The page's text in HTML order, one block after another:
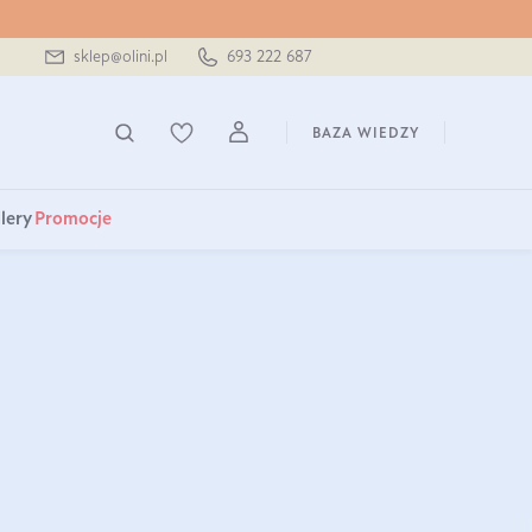
sklep@olini.pl 693 222 687
BAZA WIEDZY
Promocje